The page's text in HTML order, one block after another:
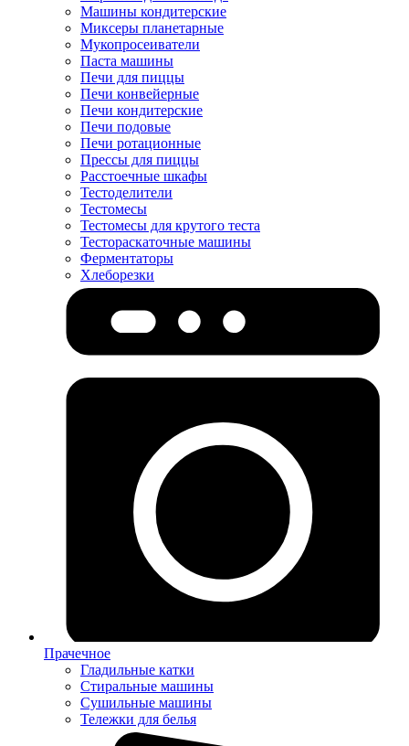
Машины кондитерские
Миксеры планетарные
Мукопросеиватели
Паста машины
Печи для пиццы
Печи конвейерные
Печи кондитерские
Печи подовые
Печи ротационные
Прессы для пиццы
Расстоечные шкафы
Тестоделители
Тестомесы
Тестомесы для крутого теста
Тестораскаточные машины
Ферментаторы
Хлеборезки
Прачечное
Гладильные катки
Стиральные машины
Сушильные машины
Тележки для белья